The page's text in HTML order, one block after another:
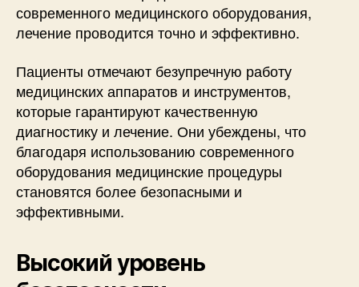
современного медицинского оборудования,
лечение проводится точно и эффективно.
Пациенты отмечают безупречную работу
медицинских аппаратов и инструментов,
которые гарантируют качественную
диагностику и лечение. Они убеждены, что
благодаря использованию современного
оборудования медицинские процедуры
становятся более безопасными и
эффективными.
Высокий уровень